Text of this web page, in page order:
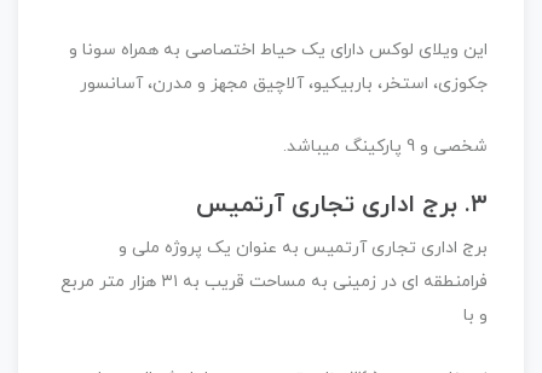
این ویلای لوکس دارای یک حیاط اختصاصی به همراه سونا و
جکوزی، استخر، باربیکیو، آلاچیق مجهز و مدرن، آسانسور
شخصی و 9 پارکینگ میباشد.
۳. برج اداری تجاری آرتمیس
برج اداری تجاری آرتمیس به عنوان یک پروژه ملی و
فرامنطقه ای در زمینی به مساحت قریب به ۳۱ هزار متر مربع
و با